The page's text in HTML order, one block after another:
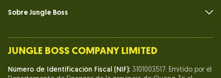
Sobre Jungle Boss
Nuestro equipo
Vida en Jungle Boss
JUNGLE BOSS COMPANY LIMITED
Número de Identificación Fiscal (NIF): 3101003517. Emitido por el